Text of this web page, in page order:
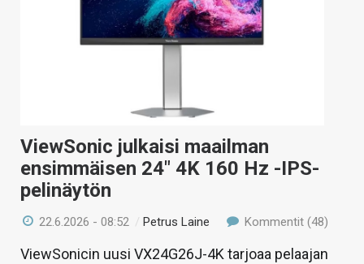
VAIHDA TEEMA
ViewSonic julkaisi maailman
ensimmäisen 24″ 4K 160 Hz -IPS-
pelinäytön
22.6.2026 - 08:52 / Petrus Laine Kommentit (48)
ViewSonicin uusi VX24G26J-4K tarjoaa pelaajan